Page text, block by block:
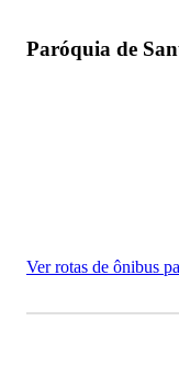
Paróquia de
Ver rotas de ônibus